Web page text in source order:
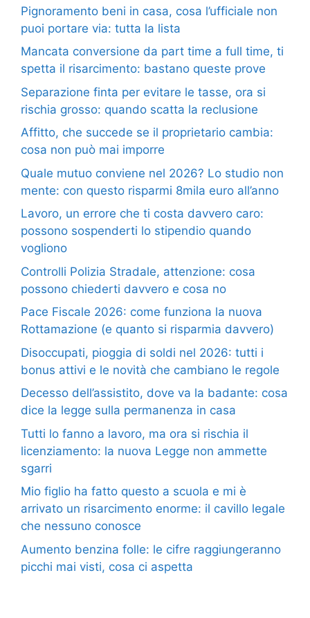
Pignoramento beni in casa, cosa l’ufficiale non
puoi portare via: tutta la lista
Mancata conversione da part time a full time, ti
spetta il risarcimento: bastano queste prove
Separazione finta per evitare le tasse, ora si
rischia grosso: quando scatta la reclusione
Affitto, che succede se il proprietario cambia:
cosa non può mai imporre
Quale mutuo conviene nel 2026? Lo studio non
mente: con questo risparmi 8mila euro all’anno
Lavoro, un errore che ti costa davvero caro:
possono sospenderti lo stipendio quando
vogliono
Controlli Polizia Stradale, attenzione: cosa
possono chiederti davvero e cosa no
Pace Fiscale 2026: come funziona la nuova
Rottamazione (e quanto si risparmia davvero)
Disoccupati, pioggia di soldi nel 2026: tutti i
bonus attivi e le novità che cambiano le regole
Decesso dell’assistito, dove va la badante: cosa
dice la legge sulla permanenza in casa
Tutti lo fanno a lavoro, ma ora si rischia il
licenziamento: la nuova Legge non ammette
sgarri
Mio figlio ha fatto questo a scuola e mi è
arrivato un risarcimento enorme: il cavillo legale
che nessuno conosce
Aumento benzina folle: le cifre raggiungeranno
picchi mai visti, cosa ci aspetta